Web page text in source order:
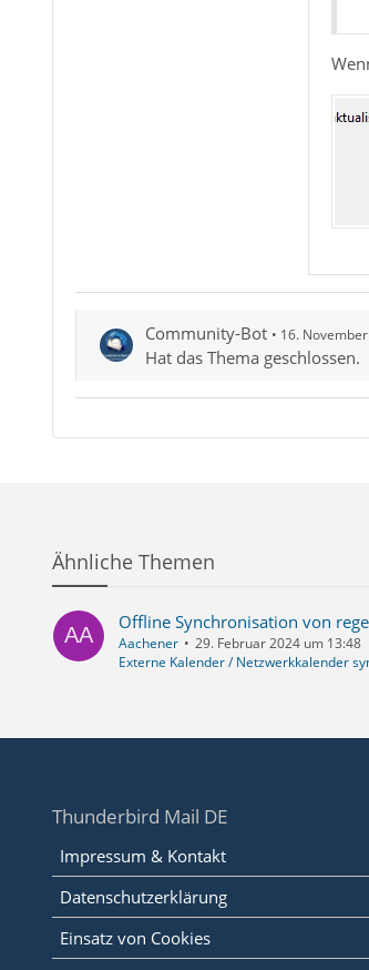
Community-Bot 16.
Hat das Thema geschlossen.
Ähnliche Themen
Aachener
29. Februar 2024 um 13:48
Externe Kalender / Netzwerkkalender
Thunderbird Mail DE
Impressum & Kontakt
Datenschutzerklärung
Einsatz von Cookies